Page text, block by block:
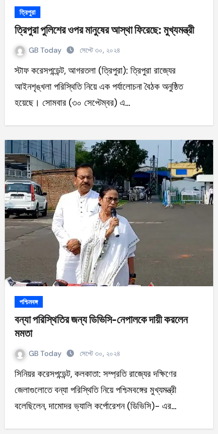
ত্রিপুরা
ত্রিপুরা পুলিশের ওপর মানুষের আস্থা ফিরেছে: মুখ্যমন্ত্রী
GB Today সেপ্টে ৩০, ২০২৪
স্টাফ করেসপন্ডেন্ট, আগরতলা (ত্রিপুরা): ত্রিপুরা রাজ্যের
আইনশৃঙ্খলা পরিস্থিতি নিয়ে এক পর্যালোচনা বৈঠক অনুষ্ঠিত
হয়েছে। সোমবার (৩০ সেপ্টেম্বর) এ…
পশ্চিমবঙ্গ
বন্যা পরিস্থিতির জন্য ডিভিসি-নেপালকে দায়ী করলেন
মমতা
GB Today সেপ্টে ৩০, ২০২৪
সিনিয়র করেসপন্ডেন্ট, কলকাতা: সম্প্রতি রাজ্যের দক্ষিণের
জেলাগুলোতে বন্যা পরিস্থিতি নিয়ে পশ্চিমবঙ্গের মুখ্যমন্ত্রী
বলেছিলেন, দামোদর ভ্যালি কর্পোরেশন (ডিভিসি)- এর…